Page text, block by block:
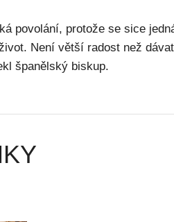
povolání, protože se sice
Není větší radost než
španělský biskup.